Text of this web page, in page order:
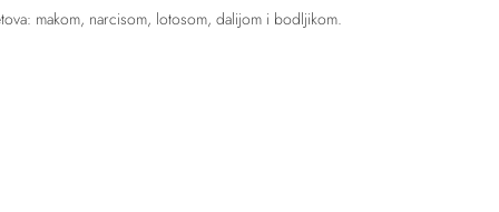
makom, narcisom, lotosom, dalijom i bodljikom.